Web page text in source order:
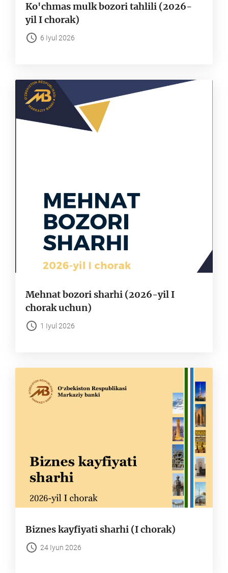
Ko'chmas mulk bozori tahlili (2026-
yil I chorak)
6 Iyul 2026
Mehnat bozori sharhi (2026-yil I
chorak uchun)
1 Iyul 2026
Biznes kayfiyati sharhi (I chorak)
24 Iyun 2026